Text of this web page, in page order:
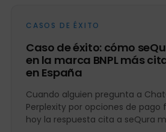
CASOS DE ÉXITO
Caso de éxito: cómo
en la marca BNPL más
en España
Cuando alguien pregunta a
Perplexity por opciones de pago
hoy la respuesta cita a seQura